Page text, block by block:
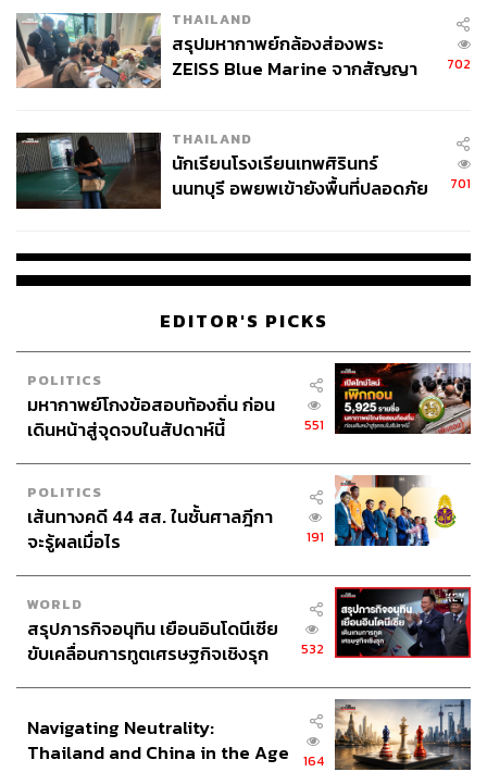
THAILAND
สรุปมหากาพย์กล้องส่องพระ
ZEISS Blue Marine จากสัญญา
จ่ายหนี้-แอบระบุแบรนด์
702
THAILAND
นักเรียนโรงเรียนเทพศิรินทร์
นนทบุรี อพยพเข้ายังพื้นที่ปลอดภัย
701
EDITOR'S PICKS
POLITICS
มหากาพย์โกงข้อสอบท้องถิ่น ก่อน
เดินหน้าสู่จุดจบในสัปดาห์นี้
551
POLITICS
เส้นทางคดี 44 สส. ในชั้นศาลฎีกา
จะรู้ผลเมื่อไร
191
WORLD
สรุปภารกิจอนุทิน เยือนอินโดนีเซีย
ขับเคลื่อนการทูตเศรษฐกิจเชิงรุก
532
Navigating Neutrality:
Thailand and China in the Age
164